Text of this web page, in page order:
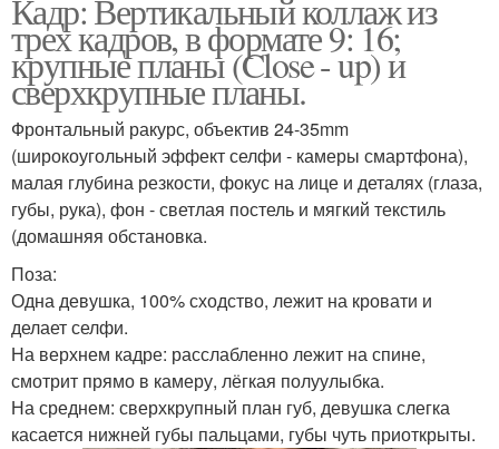
Кадр: Вертикальный коллаж из
трех кадров, в формате 9: 16;
крупные планы (Close - up) и
сверхкрупные планы.
Фронтальный ракурс, объектив 24-35mm
(широкоугольный эффект селфи - камеры смартфона),
малая глубина резкости, фокус на лице и деталях (глаза,
губы, рука), фон - светлая постель и мягкий текстиль
(домашняя обстановка.
Поза:
Одна девушка, 100% сходство, лежит на кровати и
делает селфи.
На верхнем кадре: расслабленно лежит на спине,
смотрит прямо в камеру, лёгкая полуулыбка.
На среднем: сверхкрупный план губ, девушка слегка
касается нижней губы пальцами, губы чуть приоткрыты.